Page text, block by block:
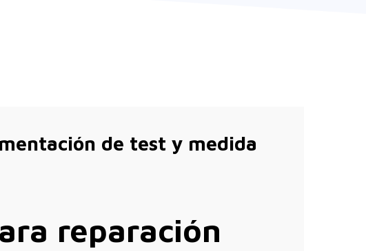
de test y medida
reparación